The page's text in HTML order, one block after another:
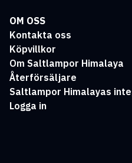
OM OSS
Kontakta oss
Köpvillkor
Om Saltlampor Himalaya
Återförsäljare
Saltlampor Himalayas
Logga in